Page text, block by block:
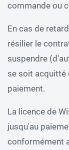
commande ou
En cas de
résilier le
suspendre
se soit acquitté
paiement.
La licence de
jusqu'au
conformément